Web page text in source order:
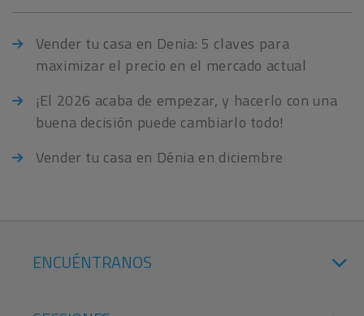
Vender tu casa en Denia: 5 claves para
maximizar el precio en el mercado actual
¡El 2026 acaba de empezar, y hacerlo con una
buena decisión puede cambiarlo todo!
Vender tu casa en Dénia en diciembre
ENCUÉNTRANOS